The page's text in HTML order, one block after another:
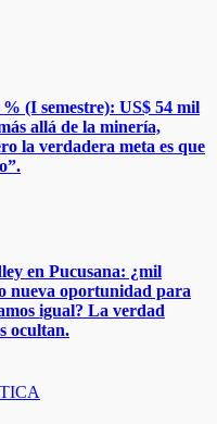
(I semestre): US$ 54 mil
allá de la minería,
la verdadera meta es que
en Pucusana: ¿mil
nueva oportunidad para
igual? La verdad
ocultan.